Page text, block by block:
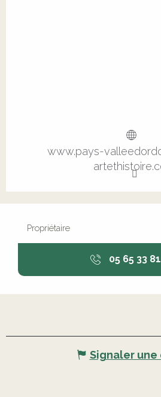
www.pays-
Propriétaire
05 65 33 81
Signaler une